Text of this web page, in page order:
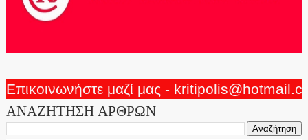
Επικοινωνήστε μαζί μας -
ΑΝΑΖΗΤΗΣΗ ΑΡΘΡΩΝ